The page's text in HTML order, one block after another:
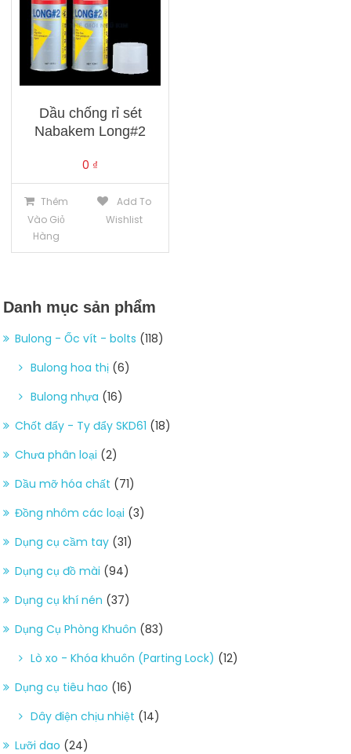
Dầu chống rỉ sét
Nabakem Long#2
0 ₫
Thêm
Vào Giỏ
Hàng
Add To
Wishlist
Danh mục sản phẩm
Bulong - Ốc vít - bolts (118)
Bulong hoa thị (6)
Bulong nhựa (16)
Chốt đẩy - Ty đẩy SKD61 (18)
Chưa phân loại (2)
Dầu mỡ hóa chất (71)
Đồng nhôm các loại (3)
Dụng cụ cầm tay (31)
Dụng cụ đồ mài (94)
Dụng cụ khí nén (37)
Dụng Cụ Phòng Khuôn (83)
Lò xo - Khóa khuôn (Parting Lock) (12)
Dụng cụ tiêu hao (16)
Dây điện chịu nhiệt (14)
Lưỡi dao (24)